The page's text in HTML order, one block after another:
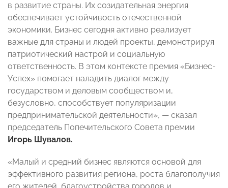
в развитие страны. Их созидательная энергия
обеспечивает устойчивость отечественной
экономики. Бизнес сегодня активно реализует
важные для страны и людей проекты, демонстрируя
патриотический настрой и социальную
ответственность. В этом контексте премия «Бизнес-
Успех» помогает наладить диалог между
государством и деловым сообществом и,
безусловно, способствует популяризации
предпринимательской деятельности», — сказал
председатель Попечительского Совета премии
Игорь Шувалов.
«Малый и средний бизнес являются основой для
эффективного развития региона, роста благополучия